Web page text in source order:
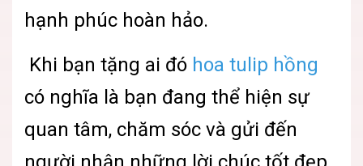
hạnh phúc hoàn hảo.
Khi bạn tặng ai đó hoa tulip hồng
có nghĩa là bạn đang thể hiện sự
quan tâm, chăm sóc và gửi đến